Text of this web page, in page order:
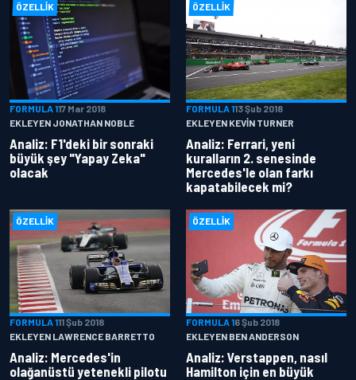
ÖZELLIK
FORMULA 117 Mar 2018
EKLEYEN JONATHAN NOBLE
Analiz: F1'deki bir sonraki
büyük şey "Yapay Zeka"
olacak
ÖZELLIK
FORMULA 113 Şub 2018
EKLEYEN KEVIN TURNER
Analiz: Ferrari, yeni
kuralların 2. senesinde
Mercedes'le olan farkı
kapatabilecek mi?
ÖZELLIK
FORMULA 111 Şub 2018
EKLEYEN LAWRENCE BARRETTO
Analiz: Mercedes'in
olağanüstü yetenekli pilotu
ÖZELLIK
FORMULA 16 Şub 2018
EKLEYEN BEN ANDERSON
Analiz: Verstappen, nasıl
Hamilton için en büyük